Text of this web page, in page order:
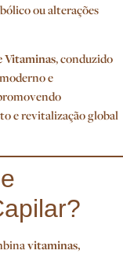
ou alterações
Vitaminas, conduzido
e
e revitalização global
vitaminas,